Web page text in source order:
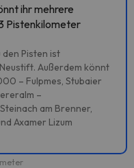
ihr mehrere
Pistenkilometer
Pisten ist
Außerdem könnt
– Fulpmes, Stubaier
–
am Brenner,
Axamer Lizum